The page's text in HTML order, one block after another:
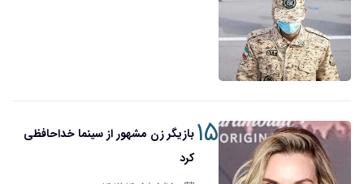
۱۵بازیگر زن مشهور از سینما خداحافظی
کرد